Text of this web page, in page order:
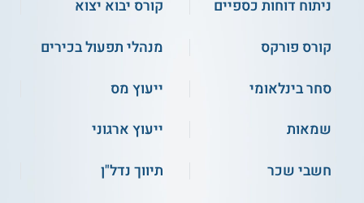
ועוד
הקורס מועבר על ידי יועץ כלכלי ומימוני לחברות. הוא שימש חבר
שונם בבתי השקעות כגון אנליסט הערכות שווי ומנהל תיקי
השקעות.
קראו על קורס ניהול פיננסי
ניתוח דוחות כספיים
קורס יבוא יצוא
קורס פורקס
מנהלי תפעול בכירים
סחר בינלאומי
ייעוץ מס
שמאות
ייעוץ ארגוני
חשבי שכר
תיווך נדל"ן